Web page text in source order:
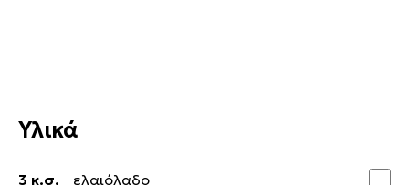
Υλικά
3 κ.σ. ελαιόλαδο